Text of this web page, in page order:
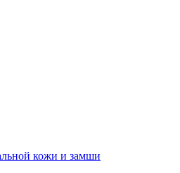
кожи и замши